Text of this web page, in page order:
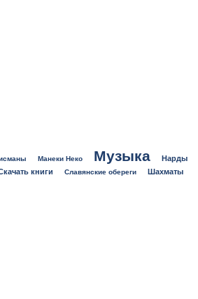
Манеки Неко Музыка Нарды
книги Славянские обереги Шахматы